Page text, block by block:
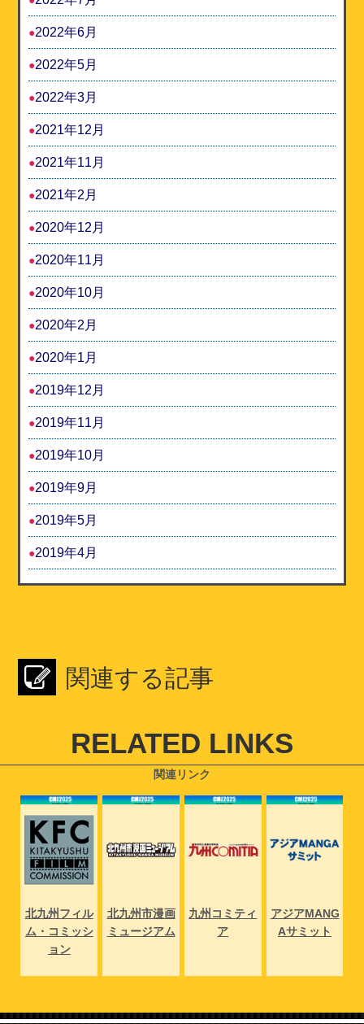
2022年6月
2022年5月
2022年3月
2021年12月
2021年11月
2021年2月
2020年12月
2020年11月
2020年10月
2020年2月
2020年1月
2019年12月
2019年11月
2019年10月
2019年9月
2019年5月
2019年4月
関連する記事
RELATED LINKS
関連リンク
北九州フィル
ム・コミッシ
ョン
北九州市漫画
ミュージアム
九州コミティ
ア
アジアMANG
Aサミット